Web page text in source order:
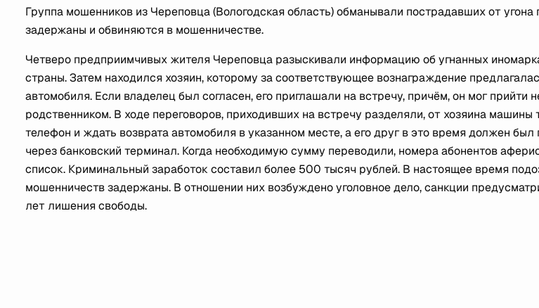
Группа мошенников из Череповца (Вологодская область) обманывали пострадавших от угона
задержаны и обвиняются в мошенничестве.
Четверо предприимчивых жителя Череповца разыскивали информацию об угнанных
страны. Затем находился хозяин, которому за соответствующее вознаграждение
автомобиля. Если владелец был согласен, его приглашали на встречу, причём, он мог прийти
родственником. В ходе переговоров, приходивших на встречу разделяли, от хозяина машины
телефон и ждать возврата автомобиля в указанном месте, а его друг в это время должен был
через банковский терминал. Когда необходимую сумму переводили, номера абонентов
список. Криминальный заработок составил более 500 тысяч рублей. В настоящее время
мошенничеств задержаны. В отношении них возбуждено уголовное дело, санкции
лет лишения свободы.